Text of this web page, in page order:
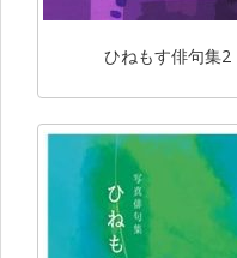
ひねもす俳句集2